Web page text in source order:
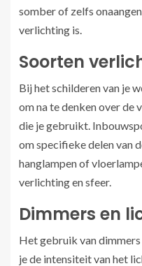
somber of zelfs
verlichting is.
Soorten
Bij het schilderen van je
om na te denken over de
die je gebruikt.
om specifieke delen van
hanglampen of
verlichting en sfeer.
Dimmers en
Het gebruik van
je de intensiteit van het